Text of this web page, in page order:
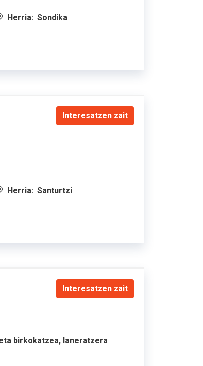
Herria: Sondika
Interesatzen zait
Herria: Santurtzi
Interesatzen zait
birkokatzea, laneratzera